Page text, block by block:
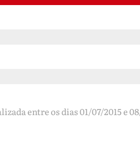
entre os dias 01/07/2015 e